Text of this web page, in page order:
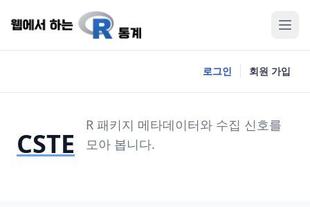
로그인 회원 가입
CSTE
R 패키지 메타데이터와 수집 신호를
모아 봅니다.